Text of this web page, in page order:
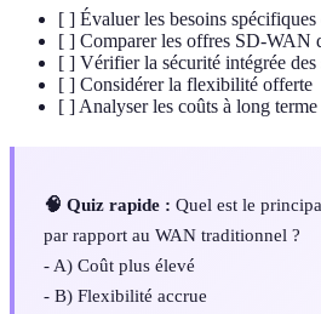
[ ] Évaluer les besoins
[ ] Comparer les offres SD-WAN
[ ] Vérifier la sécurité intégrée des
[ ] Considérer la flexibilité offerte
[ ] Analyser les coûts à long terme
🧠 Quiz rapide : Quel est le
par rapport au WAN traditionnel ?
- A) Coût plus élevé
- B) Flexibilité accrue